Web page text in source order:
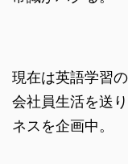
現在は英語学習
会社員生活を送
ネスを企画中。